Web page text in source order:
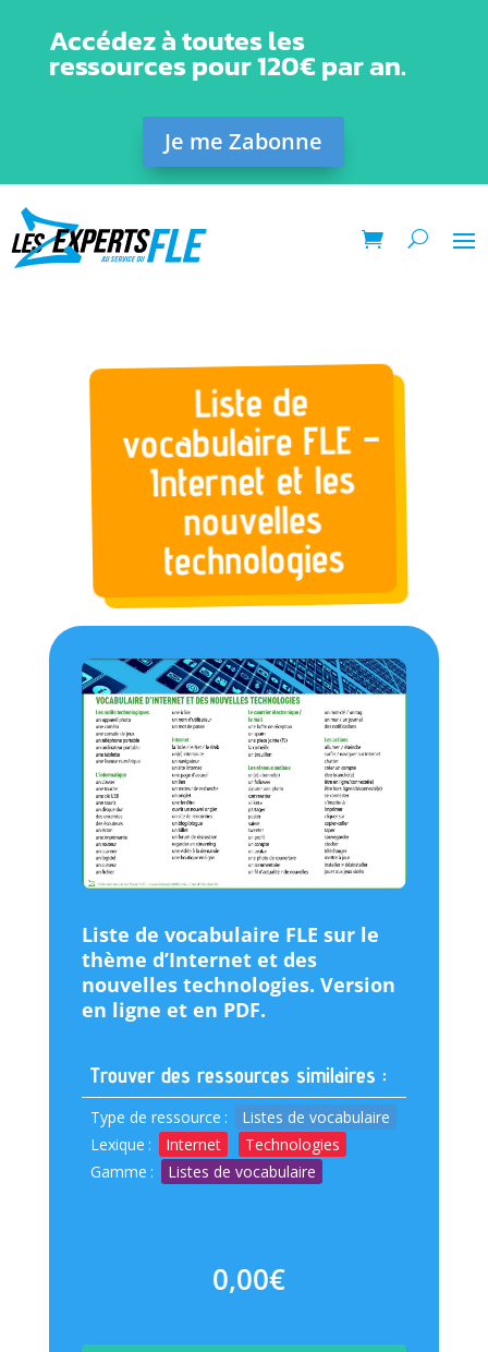
Accédez à toutes les
ressources pour 120€ par an.
Je me Zabonne
Liste de
vocabulaire FLE –
Internet et les
nouvelles
technologies
Liste de vocabulaire FLE sur le
thème d’Internet et des
nouvelles technologies. Version
en ligne et en PDF.
Trouver des ressources similaires :
Type de ressource :
Listes de vocabulaire
Lexique : Internet
Technologies
Gamme : Listes de vocabulaire
0,00€